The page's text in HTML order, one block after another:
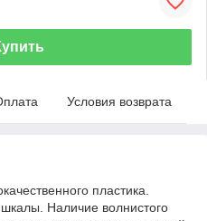
Условия возврата
пластика.
Наличие волнистого